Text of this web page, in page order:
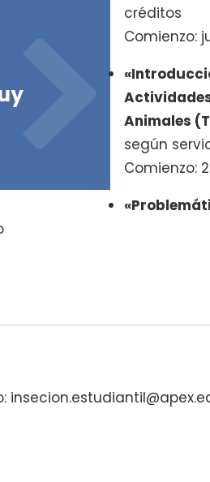
créditos
Comienzo:
Animales
según
Comienzo: